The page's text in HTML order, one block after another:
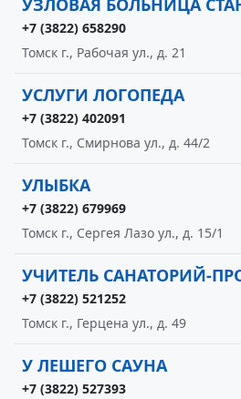
УЗЛОВАЯ БОЛЬНИЦА
+7 (3822) 658290
Томск г., Рабочая ул., д. 21
УСЛУГИ ЛОГОПЕДА
+7 (3822) 402091
Томск г., Смирнова ул., д. 44/2
УЛЫБКА
+7 (3822) 679969
Томск г., Сергея Лазо ул., д. 15/1
УЧИТЕЛЬ САНАТОРИЙ-
+7 (3822) 521252
Томск г., Герцена ул., д. 49
У ЛЕШЕГО САУНА
+7 (3822) 527393